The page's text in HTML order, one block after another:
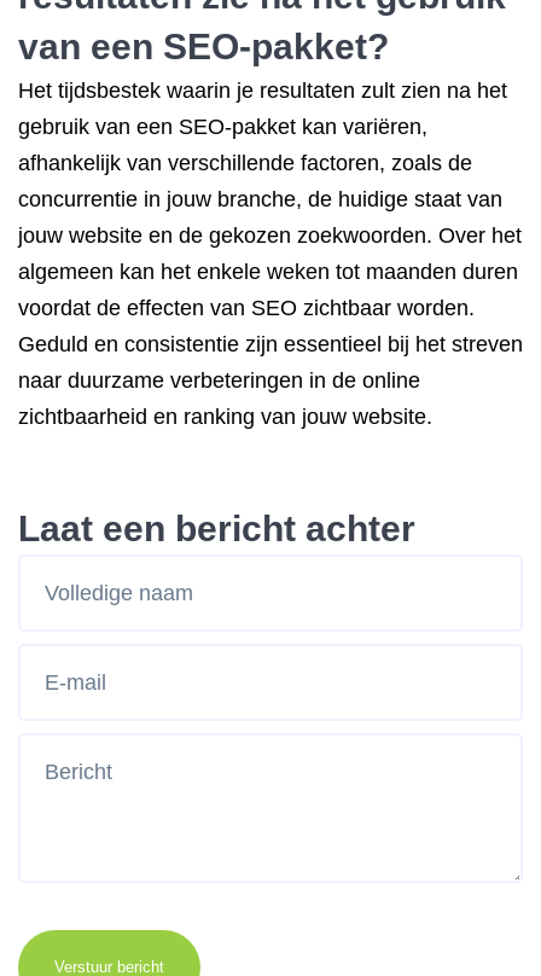
van een SEO-pakket?
Het tijdsbestek waarin je resultaten zult zien na het
gebruik van een SEO-pakket kan variëren,
afhankelijk van verschillende factoren, zoals de
concurrentie in jouw branche, de huidige staat van
jouw website en de gekozen zoekwoorden. Over het
algemeen kan het enkele weken tot maanden duren
voordat de effecten van SEO zichtbaar worden.
Geduld en consistentie zijn essentieel bij het streven
naar duurzame verbeteringen in de online
zichtbaarheid en ranking van jouw website.
Laat een bericht achter
Verstuur bericht